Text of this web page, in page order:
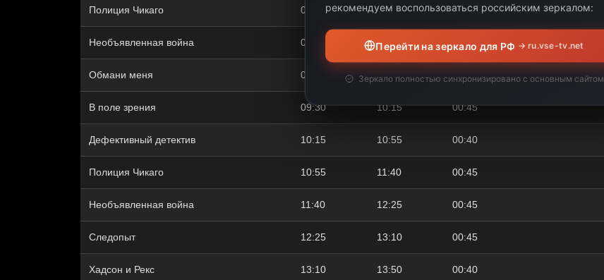
Полиция Чикаго 07:20 08:00 00:40
Необъявленная война 08:00 08:50 00:50
Обмани меня 08:50 09:30 00:40
В поле зрения 09:30 10:15 00:45
Дефективный детектив 10:15 10:55 00:40
Полиция Чикаго 10:55 11:40 00:45
Необъявленная война 11:40 12:25 00:45
Следопыт 12:25 13:10 00:45
Хадсон и Рекс 13:10 13:50 00:40
рекомендуем воспользоваться российским зеркалом:
Перейти на зеркало для РФ → ru.vse-tv.net
Зеркало полностью синхронизировано с основным сайтом